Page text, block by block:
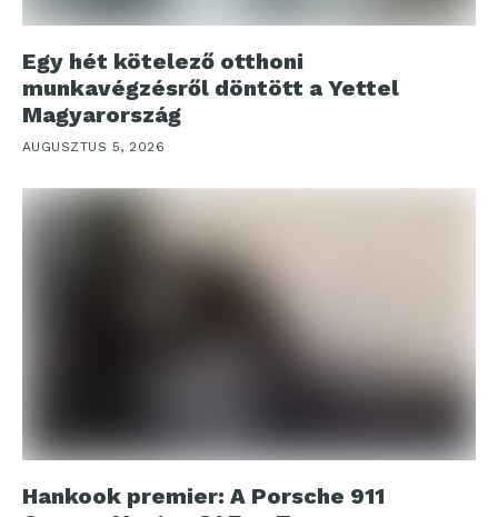
Egy hét kötelező otthoni
munkavégzésről döntött a Yettel
Magyarország
AUGUSZTUS 5, 2026
Hankook premier: A Porsche 911